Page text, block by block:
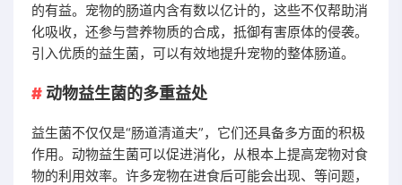
的有益。宠物的肠道内含有数以亿计的，这些不仅帮助消
化吸收，还参与营养物质的合成，抵御有害原体的侵袭。
引入优质的益生菌，可以有效地提升宠物的整体肠道。
动物益生菌的多重益处
益生菌不仅仅是“肠道清道夫”，它们还具备多方面的积极
作用。动物益生菌可以促进消化，从根本上提高宠物对食
物的利用效率。许多宠物在进食后可能会出现、等问题，